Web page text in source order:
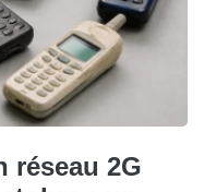
réseau 2G